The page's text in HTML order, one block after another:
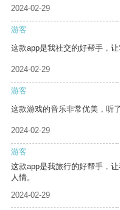
2024-02-29
游客
这款app是我社交的好帮手，
2024-02-29
游客
这款游戏的音乐非常优美，听
2024-02-29
游客
这款app是我旅行的好帮手，
人情。
2024-02-29